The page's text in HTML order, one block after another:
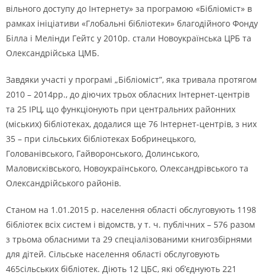
вільного доступу до Інтернету» за програмою «Бібліоміст» в
рамках ініціативи «Глобальні бібліотеки» благодійного Фонду
Білла і Мелінди Гейтс у 2010р. стали Новоукраїнська ЦРБ та
Олександрійська ЦМБ.
Завдяки участі у програмі „Бібліоміст”, яка тривала протягом
2010 – 2014рр., до діючих трьох обласних Інтернет-центрів
та 25 ІРЦ, що функціонують при центральних районних
(міських) бібліотеках, додалися ще 76 Інтернет-центрів, з них
35 – при сільських бібліотеках Бобринецького,
Голованівського, Гайворонського, Долинського,
Маловисківського, Новоукраїнського, Олександрівського та
Олександрійського районів.
Станом на 1.01.2015 р. населення області обслуговують 1198
бібліотек всіх систем і відомств, у т. ч. публічних – 576 разом
з трьома обласними та 29 спеціалізованими книгозбірнями
для дітей. Сільське населення області обслуговують
465сільських бібліотек. Діють 12 ЦБС, які об’єднують 221